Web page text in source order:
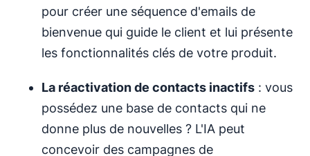
pour créer une séquence d'emails de
bienvenue qui guide le client et lui présente
les fonctionnalités clés de votre produit.
La réactivation de contacts inactifs : vous
possédez une base de contacts qui ne
donne plus de nouvelles ? L'IA peut
concevoir des campagnes de